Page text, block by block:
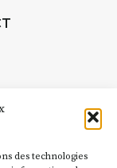
des technologies
artistes et
Le
espaces
de